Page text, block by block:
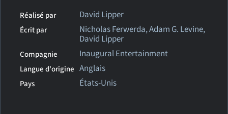
Réalisé par David Lipper
Écrit par Nicholas Ferwerda, Adam G. Levine,
David Lipper
Compagnie Inaugural Entertainment
Langue d'origine Anglais
Pays États-Unis